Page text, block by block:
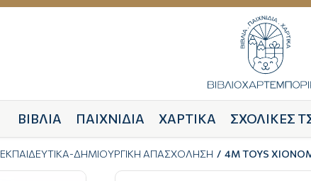
ΒΙΒΛΙΑ ΠΑΙΧΝΙΔΙΑ ΧΑΡΤΙΚΑ ΣΧΟΛΙΚΕΣ
ΕΚΠΑΙΔΕΥΤΙΚΑ-ΔΗΜΙΟΥΡΓΙΚΗ ΑΠΑΣΧΟΛΗΣΗ 4M TOYS